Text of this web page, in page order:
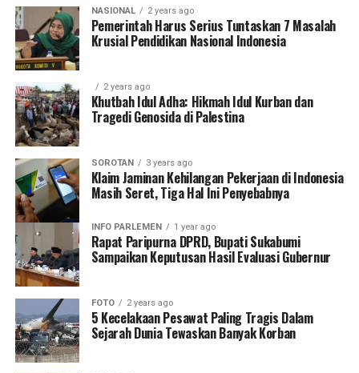
NASIONAL 2 years ago
Pemerintah Harus Serius Tuntaskan 7 Masalah
Krusial Pendidikan Nasional Indonesia
2 years ago
Khutbah Idul Adha: Hikmah Idul Kurban dan
Tragedi Genosida di Palestina
SOROTAN 3 years ago
Klaim Jaminan Kehilangan Pekerjaan di Indonesia
Masih Seret, Tiga Hal Ini Penyebabnya
INFO PARLEMEN 1 year ago
Rapat Paripurna DPRD, Bupati Sukabumi
Sampaikan Keputusan Hasil Evaluasi Gubernur
FOTO 2 years ago
5 Kecelakaan Pesawat Paling Tragis Dalam
Sejarah Dunia Tewaskan Banyak Korban